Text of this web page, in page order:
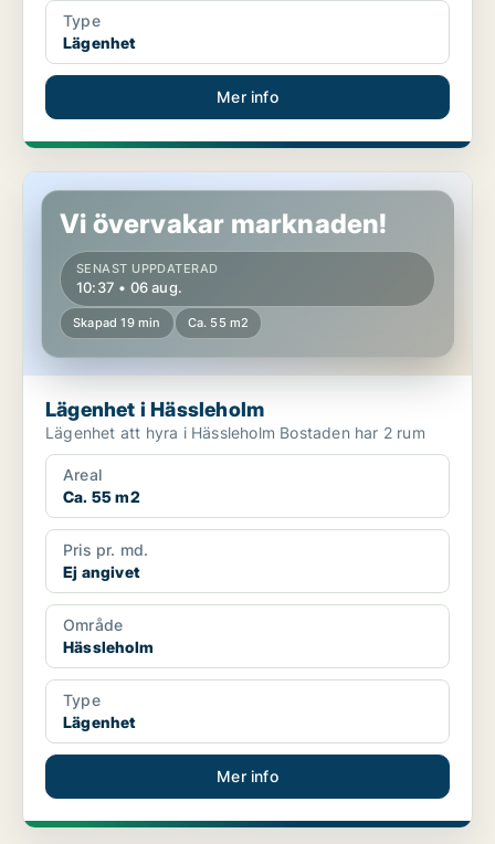
Type
Lägenhet
Mer info
Lägenhet i Hässleholm
Vi övervakar marknaden!
SENAST UPPDATERAD
10:37 • 06 aug.
Skapad 19 min Ca. 55 m2
Lägenhet i Hässleholm
Lägenhet att hyra i Hässleholm Bostaden har 2 rum
Areal
Ca. 55 m2
Pris pr. md.
Ej angivet
Område
Hässleholm
Type
Lägenhet
Mer info